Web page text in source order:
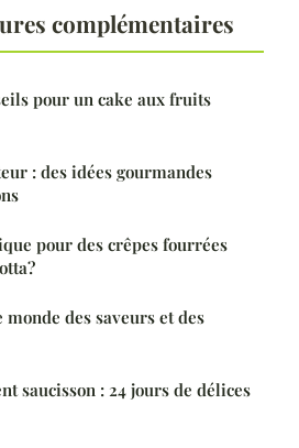
complémentaires
pour un cake aux fruits
: des idées gourmandes
pour des crêpes fourrées
des saveurs et des
saucisson : 24 jours de délices